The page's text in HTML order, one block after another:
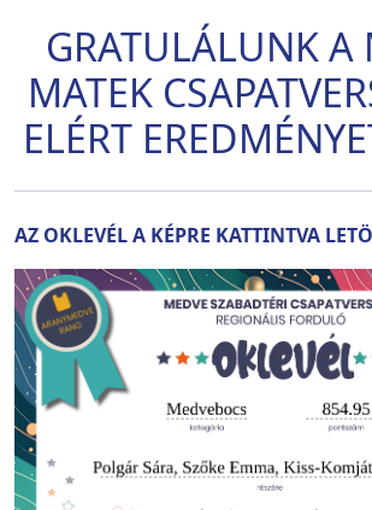
GRATULÁLUNK A
MATEK
ELÉRT
AZ OKLEVÉL A KÉPRE KATTINTVA